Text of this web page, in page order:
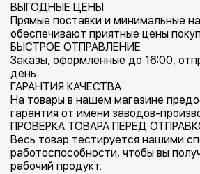
ВЫГОДНЫЕ ЦЕНЫ
Прямые поставки и минимальные
обеспечивают приятные цены
БЫСТРОЕ ОТПРАВЛЕНИЕ
Заказы, оформленные до 16:00,
день.
ГАРАНТИЯ КАЧЕСТВА
На товары в нашем магазине
гарантия от имени заводов-
ПРОВЕРКА ТОВАРА ПЕРЕД
Весь товар тестируется нашими
работоспособности, чтобы вы
рабочий продукт.